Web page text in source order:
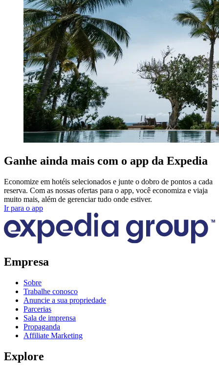
Ganhe ainda mais com o app da Expedia
Economize em hotéis selecionados e junte o dobro de pontos a cada
reserva. Com as nossas ofertas para o app, você economiza e viaja
muito mais, além de gerenciar tudo onde estiver.
Ir para o app
Empresa
Sobre
Trabalhe conosco
Anuncie a sua propriedade
Parcerias
Sala de imprensa
Propaganda
Affiliate Marketing
Explore